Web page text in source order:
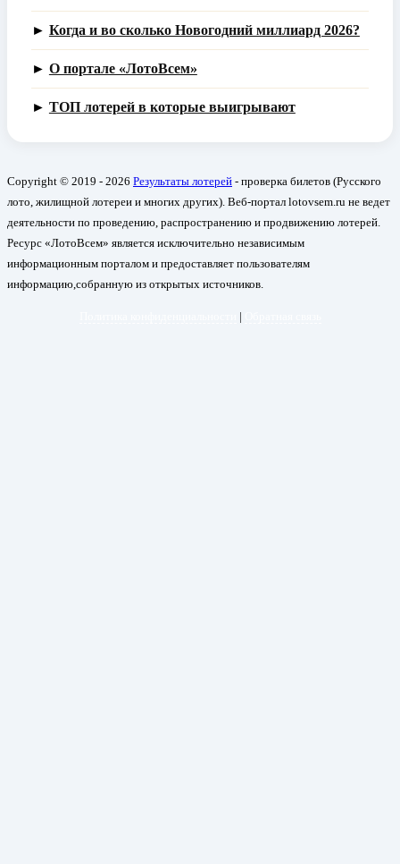
► Когда и во сколько Новогодний миллиард 2026?
► О портале «ЛотоВсем»
► ТОП лотерей в которые выигрывают
Copyright © 2019 - 2026 Результаты лотерей - проверка билетов (Русского
лото, жилищной лотереи и многих других). Веб-портал lotovsem.ru не ведет
деятельности по проведению, распространению и продвижению лотерей.
Ресурс «ЛотоВсем» является исключительно независимым
информационным порталом и предоставляет пользователям
информацию,собранную из открытых источников.
|